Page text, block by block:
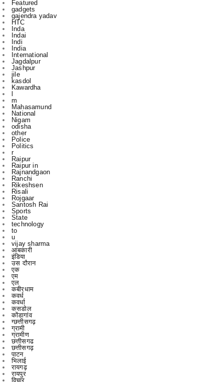
Indai
Indi
India
International
Jagdalpur
Jashpur
jile
kasdol
Kawardha
l
m
Mahasamund
National
Nigam
odisha
other
Police
Politics
r
Raipur
Raipur in
Rajnandgaon
Ranchi
Rikeshsen
Risali
Rojgaar
Santosh Rai
Sports
State
technology
to
u
vijay sharma
आबकारी
इंडिया
उस दौरान
एक
एम
एल
कबीरधाम
कवर्ध
कवर्धा
कसडोल
कोंडागांव
ग्छत्तीसगढ़
ग्रामी
ग्रामीण
छत्तीसगढ
छत्तीसगढ़
पाटन
भिलाई
रायगढ़
रायपुर
विचार
विचार मंथन
विचारमंथन
शहर
शहरChhattisgarrh